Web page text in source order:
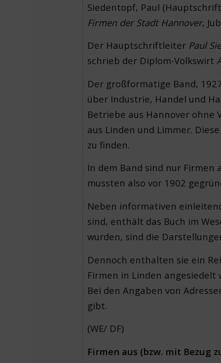
Siedentopf, Paul
Firmen der Stadt Hannover,
Der Hauptschriftleiter Paul
schrieb der Diplom-Volkswirt
Der großformatige Band,
über Industrie, Handel und
Betriebe aus Hannover ohne
aus Linden und Limmer.
zu finden.
In dem Band sind nur
mussten also vor 1902
Neben informativen
sind, enthält das Buch im
wurden, sind die
Dennoch enthalten sie ein
Firmen in Linden angesiedelt
Bei den Angaben von
gibt.
(WE/ DF)
Firmen aus (bzw. mit Bezug